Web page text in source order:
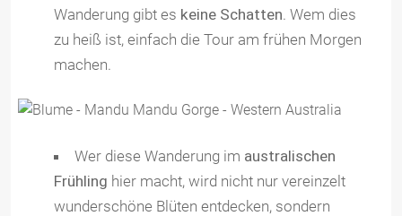
Wanderung gibt es keine Schatten. Wem dies
zu heiß ist, einfach die Tour am frühen Morgen
machen.
Wer diese Wanderung im australischen
Frühling hier macht, wird nicht nur vereinzelt
wunderschöne Blüten entdecken, sondern